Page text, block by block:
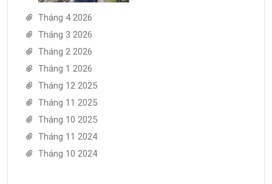
Tháng 4 2026
Tháng 3 2026
Tháng 2 2026
Tháng 1 2026
Tháng 12 2025
Tháng 11 2025
Tháng 10 2025
Tháng 11 2024
Tháng 10 2024